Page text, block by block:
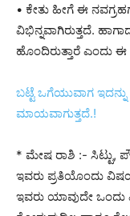
• ಕೇತು ಹೀಗೆ ಈ
ವಿಭಿನ್ನವಾಗಿರುತ್ತದೆ.
ಹೊಂದಿರುತ್ತಾರೆ ಎಂದು
ಬಟ್ಟೆ ಒಗೆಯುವಾಗ
ಮಾಯವಾಗುತ್ತದೆ.!
* ಮೇಷ ರಾಶಿ :- ಸಿಟ್ಟು,
ಇವರು ಪ್ರತಿಯೊಂದು
ಇವರು ಯಾವುದೇ